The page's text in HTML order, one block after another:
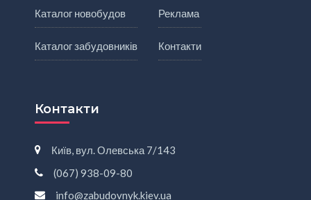
Каталог новобудов
Каталог забудовників
Реклама
Контакти
Контакти
Київ, вул. Олевська 7/143
(067) 938-09-80
info@zabudovnyk.kiev.ua